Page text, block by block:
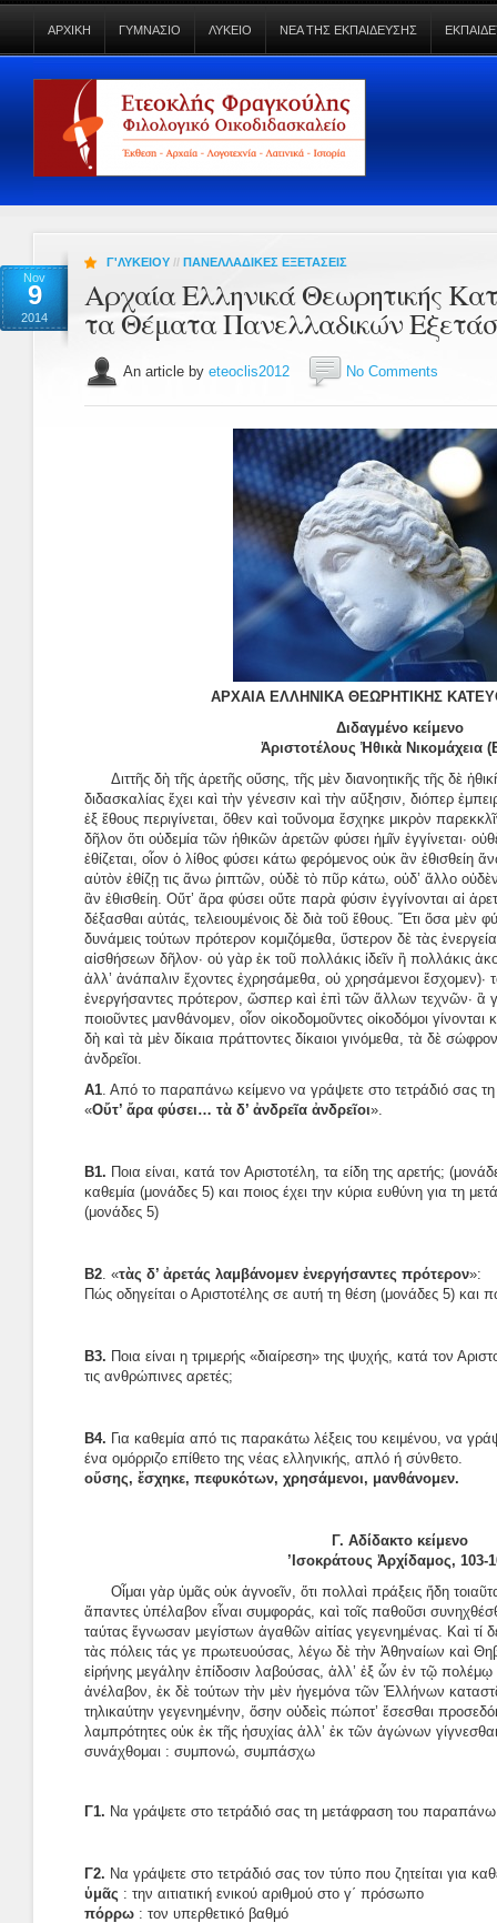
ΑΡΧΙΚΗ ΓΥΜΝΑΣΙΟ ΛΥΚΕΙΟ ΝΕΑ ΤΗΣ ΕΚΠΑΙΔΕΥΣΗΣ
Nov
9
2014
Γ'ΛΥΚΕΙΟΥ // ΠΑΝΕΛΛΑΔΙΚΕΣ ΕΞΕΤΑΣΕΙΣ
Αρχαία Ελληνικά Θεωρητικής
τα Θέματα Πανελλαδικών
An article by eteoclis2012 No Comments
ΑΡΧΑΙΑ ΕΛΛΗΝΙΚΑ ΘΕΩΡΗΤΙΚΗΣ
Διδαγμένο κείμενο
Ἀριστοτέλους Ἠθικὰ Νικομάχεια
Διττῆς δὴ τῆς ἀρετῆς οὔσης, τῆς μὲν διανοητικῆς τῆς δὲ
διδασκαλίας ἔχει καὶ τὴν γένεσιν καὶ τὴν αὔξησιν, διόπερ
ἐξ ἔθους περιγίνεται, ὅθεν καὶ τοὔνομα ἔσχηκε μικρὸν
δῆλον ὅτι οὐδεμία τῶν ἠθικῶν ἀρετῶν φύσει ἡμῖν ἐγγίνεται·
ἐθίζεται, οἷον ὁ λίθος φύσει κάτω φερόμενος οὐκ ἂν ἐθισθείη
αὐτὸν ἐθίζῃ τις ἄνω ῥιπτῶν, οὐδὲ τὸ πῦρ κάτω, οὐδ’ ἄλλο
ἂν ἐθισθείη. Οὔτ’ ἄρα φύσει οὔτε παρὰ φύσιν ἐγγίνονται αἱ
δέξασθαι αὐτάς, τελειουμένοις δὲ διὰ τοῦ ἔθους. Ἔτι ὅσα μὲν
δυνάμεις τούτων πρότερον κομιζόμεθα, ὕστερον δὲ τὰς
αἰσθήσεων δῆλον· οὐ γὰρ ἐκ τοῦ πολλάκις ἰδεῖν ἢ πολλάκις
ἀλλ’ ἀνάπαλιν ἔχοντες ἐχρησάμεθα, οὐ χρησάμενοι ἔσχομεν)·
ἐνεργήσαντες πρότερον, ὥσπερ καὶ ἐπὶ τῶν ἄλλων τεχνῶν· ἃ
ποιοῦντες μανθάνομεν, οἷον οἰκοδομοῦντες οἰκοδόμοι γίνονται
δὴ καὶ τὰ μὲν δίκαια πράττοντες δίκαιοι γινόμεθα, τὰ δὲ
ἀνδρεῖοι.
Α1. Από το παραπάνω κείμενο να γράψετε στο τετράδιό σας
«Οὔτ’ ἄρα φύσει… τὰ δ’ ἀνδρεῖα ἀνδρεῖοι».
Β1. Ποια είναι, κατά τον Αριστοτέλη, τα είδη της αρετής;
καθεμία (μονάδες 5) και ποιος έχει την κύρια ευθύνη για τη
(μονάδες 5)
Β2. «τὰς δ’ ἀρετάς λαμβάνομεν ἐνεργήσαντες πρότερον»:
Πώς οδηγείται ο Αριστοτέλης σε αυτή τη θέση (μονάδες 5) και
Β3. Ποια είναι η τριμερής «διαίρεση» της ψυχής, κατά τον
τις ανθρώπινες αρετές;
Β4. Για καθεμία από τις παρακάτω λέξεις του κειμένου, να
ένα ομόρριζο επίθετο της νέας ελληνικής, απλό ή σύνθετο.
οὔσης, ἔσχηκε, πεφυκότων, χρησάμενοι, μανθάνομεν.
Γ. Αδίδακτο κείμενο
’Ισοκράτους Ἀρχίδαμος, 103-
Οἶμαι γὰρ ὑμᾶς οὐκ ἀγνοεῖν, ὅτι πολλαὶ πράξεις ἤδη
ἅπαντες ὑπέλαβον εἶναι συμφοράς, καὶ τοῖς παθοῦσι
ταύτας ἔγνωσαν μεγίστων ἀγαθῶν αἰτίας γεγενημένας. Καὶ τί
τὰς πόλεις τάς γε πρωτευούσας, λέγω δὲ τὴν Ἀθηναίων καὶ
εἰρήνης μεγάλην ἐπίδοσιν λαβούσας, ἀλλ’ ἐξ ὧν ἐν τῷ
ἀνέλαβον, ἐκ δὲ τούτων τὴν μὲν ἡγεμόνα τῶν Ἑλλήνων
τηλικαύτην γεγενημένην, ὅσην οὐδεὶς πώποτ’ ἔσεσθαι
λαμπρότητες οὐκ ἐκ τῆς ἡσυχίας ἀλλ’ ἐκ τῶν ἀγώνων
συνάχθομαι : συμπονώ, συμπάσχω
Γ1. Να γράψετε στο τετράδιό σας τη μετάφραση του παραπάνω
Γ2. Να γράψετε στο τετράδιό σας τον τύπο που ζητείται για
ὑμᾶς : την αιτιατική ενικού αριθμού στο γ΄ πρόσωπο
πόρρω : τον υπερθετικό βαθμό